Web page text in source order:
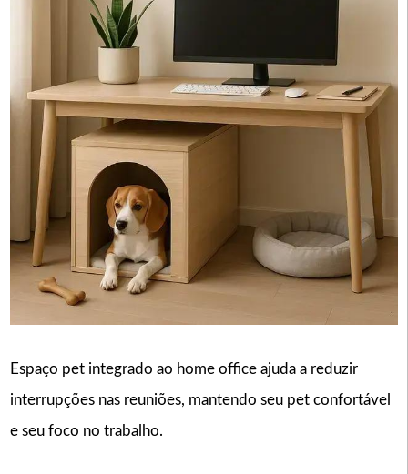
Espaço pet integrado ao home office ajuda a reduzir
interrupções nas reuniões, mantendo seu pet confortável
e seu foco no trabalho.